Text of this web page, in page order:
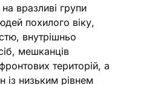
вразливі групи
похилого віку,
внутрішньо
мешканців
територій, а
із низьким рівнем